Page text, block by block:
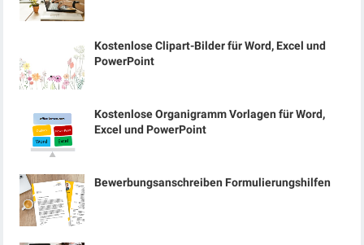
Kostenlose Clipart-Bilder für Word, Excel und
PowerPoint
Kostenlose Organigramm Vorlagen für Word,
Excel und PowerPoint
Bewerbungsanschreiben Formulierungshilfen